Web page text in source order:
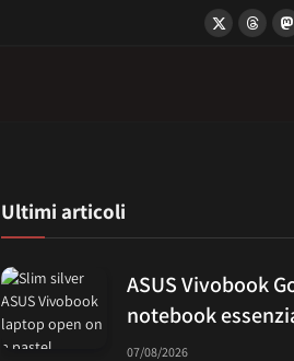
X
Ultimi articoli
ASUS Vivobook
notebook
07/08/2026